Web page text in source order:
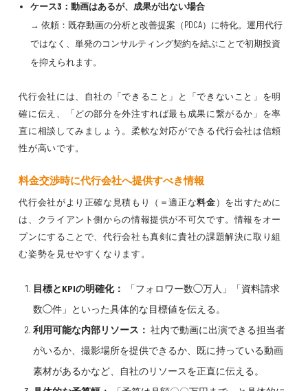
ケース3：動画はあるが、成果が出ない場合
→ 依頼：既存動画の分析と改善提案（PDCA）に特化。運用代行
ではなく、単発のコンサルティング契約を結ぶことで初期投資
を抑えられます。
代行会社には、自社の「できること」と「できないこと」を明
確に伝え、「どの部分を外注すれば最も成果に繋がるか」を率
直に相談してみましょう。柔軟な対応ができる代行会社は信頼
性が高いです。
料金交渉時に代行会社へ提供すべき情報
代行会社がより正確な見積もり（＝適正な料金）を出すために
は、クライアント側からの情報提供が不可欠です。情報をオー
プンにすることで、代行会社も真剣に貴社の課題解決に取り組
む姿勢を見せやすくなります。
目標とKPIの明確化：
「フォロワー数◯万人」「資料請求
数◯件」といった具体的な目標値を伝える。
利用可能な内部リソース： 社内で動画に出演できる担当者
がいるか、撮影場所を提供できるか、既に持っている動画
素材があるかなど、自社のリソースを正直に伝える。